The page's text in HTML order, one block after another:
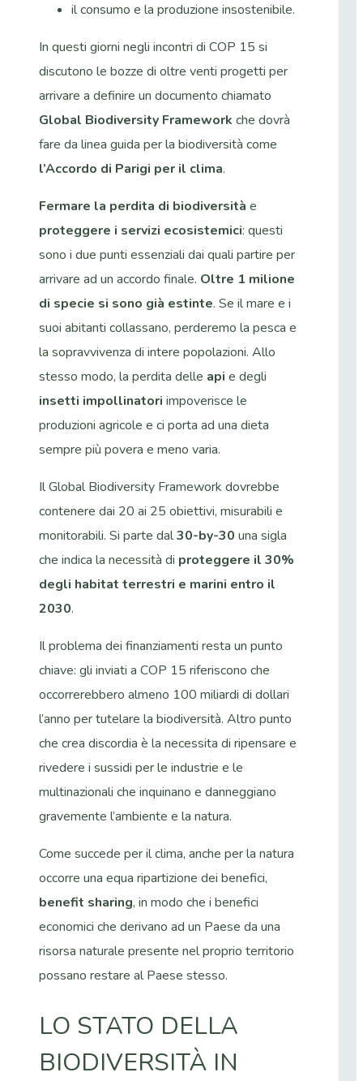
il consumo e la produzione insostenibile.
In questi giorni negli incontri di COP 15 si
discutono le bozze di oltre venti progetti per
arrivare a definire un documento chiamato
Global Biodiversity Framework che dovrà
fare da linea guida per la biodiversità come
l’Accordo di Parigi per il clima.
Fermare la perdita di biodiversità e
proteggere i servizi ecosistemici: questi
sono i due punti essenziali dai quali partire per
arrivare ad un accordo finale. Oltre 1 milione
di specie si sono già estinte. Se il mare e i
suoi abitanti collassano, perderemo la pesca e
la sopravvivenza di intere popolazioni. Allo
stesso modo, la perdita delle api e degli
insetti impollinatori impoverisce le
produzioni agricole e ci porta ad una dieta
sempre più povera e meno varia.
Il Global Biodiversity Framework dovrebbe
contenere dai 20 ai 25 obiettivi, misurabili e
monitorabili. Si parte dal30-by-30 una sigla
che indica la necessità di proteggere il 30%
degli habitat terrestri e marini entro il
2030.
Il problema dei finanziamenti resta un punto
chiave: gli inviati a COP 15 riferiscono che
occorrerebbero almeno 100 miliardi di dollari
l’anno per tutelare la biodiversità. Altro punto
che crea discordia è la necessita di ripensare e
rivedere i sussidi per le industrie e le
multinazionali che inquinano e danneggiano
gravemente l’ambiente e la natura.
Come succede per il clima, anche per la natura
occorre una equa ripartizione dei benefici,
benefit sharing, in modo che i benefici
economici che derivano ad un Paese da una
risorsa naturale presente nel proprio territorio
possano restare al Paese stesso.
LO STATO DELLA
BIODIVERSITÀ IN